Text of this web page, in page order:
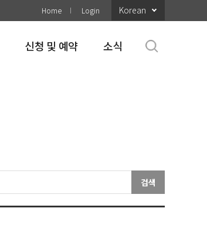
Home Login Korean
신청 및 예약 소식
검색